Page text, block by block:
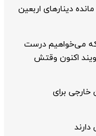
دینارهای اربعین
است که می‌خواهیم درست
اکنون وقتش
خارجی برای